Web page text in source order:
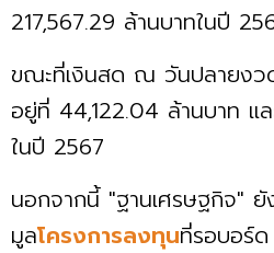
217,567.29 ล้านบาทในปี
ขณะที่เงินสด ณ วันปลายงว
อยู่ที่ 44,122.04 ล้านบาท แ
ในปี 2567
นอกจากนี้ "ฐานเศรษฐกิจ"
มูลโครงการลงทุนที่รอบอร์